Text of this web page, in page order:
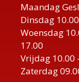
Maandag
Dinsdag
Woensdag
17.00
Vrijdag 10.00
Zaterdag